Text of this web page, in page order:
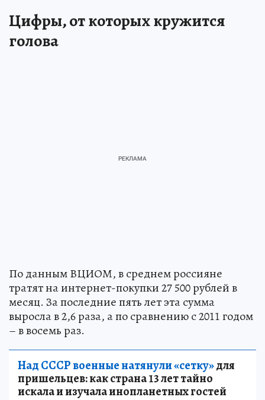
Цифры, от которых кружится
голова
По данным ВЦИОМ, в среднем россияне
тратят на интернет-покупки 27 500 рублей в
месяц. За последние пять лет эта сумма
выросла в 2,6 раза, а по сравнению с 2011 годом
– в восемь раз.
Над СССР военные натянули «сетку»для
пришельцев: как страна 13 лет тайно
искала и изучала инопланетных гостей